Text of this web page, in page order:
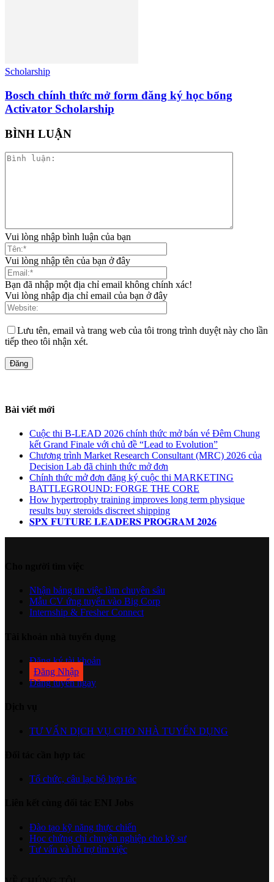
Scholarship
Bosch chính thức mở form đăng ký học bổng
Activator Scholarship
BÌNH LUẬN
Vui lòng nhập bình luận của bạn
Vui lòng nhập tên của bạn ở đây
Bạn đã nhập một địa chỉ email không chính xác!
Vui lòng nhập địa chỉ email của bạn ở đây
Lưu tên, email và trang web của tôi trong trình duyệt này cho lần
tiếp theo tôi nhận xét.
Bài viết mới
Cuộc thi B-LEAD 2026 chính thức mở bán vé Đêm Chung
kết Grand Finale với chủ đề “Lead to Evolution”
Chương trình Market Research Consultant (MRC) 2026 của
Decision Lab đã chinh thức mở đơn
Chính thức mở đơn đăng ký cuộc thi MARKETING
BATTLEGROUND: FORGE THE CORE
How hypertrophy training improves long term physique
results buy steroids discreet shipping
𝐒𝐏𝐗 𝐅𝐔𝐓𝐔𝐑𝐄 𝐋𝐄𝐀𝐃𝐄𝐑𝐒 𝐏𝐑𝐎𝐆𝐑𝐀𝐌 𝟐𝟎𝟐𝟔
Nhận bảng tin việc làm chuyên sâu
Mẫu CV ứng tuyển vào Big Corp
Internship & Fresher Connect
Đăng ký tài khoản
Đăng Nhập
Đăng tuyển ngay
TƯ VẤN DỊCH VỤ CHO NHÀ TUYỂN DỤNG
Tổ chức, câu lạc bộ hợp tác
Đào tạo kỹ năng thực chiến
Học chứng chỉ chuyên nghiệp cho kỹ sư
Tư vấn và hỗ trợ tìm việc